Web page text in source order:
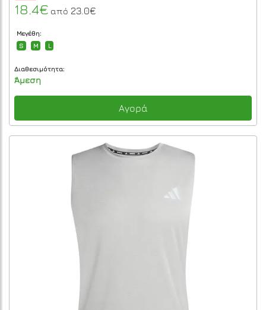
18.4€ από 23.0€
Μεγέθη:
S
M L
Διαθεσιμότητα:
Άμεση
Αγορά